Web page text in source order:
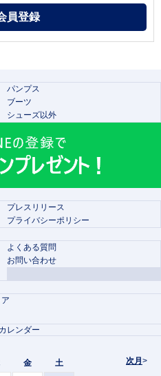
パンプス
ブーツ
シューズ以外
プレスリリース
プライバシーポリシー
よくある質問
お問い合わせ
次月 >
レンダー
金 土